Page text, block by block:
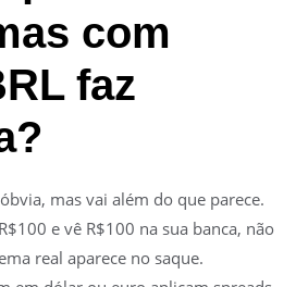
com
faz
mas vai além do que parece.
e vê R$100 na sua banca, não
real aparece no saque.